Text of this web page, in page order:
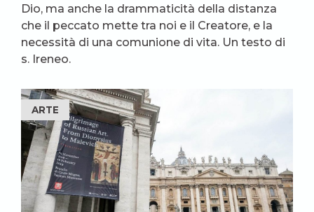
Dio, ma anche la drammaticità della distanza
che il peccato mette tra noi e il Creatore, e la
necessità di una comunione di vita. Un testo di
s. Ireneo.
ARTE